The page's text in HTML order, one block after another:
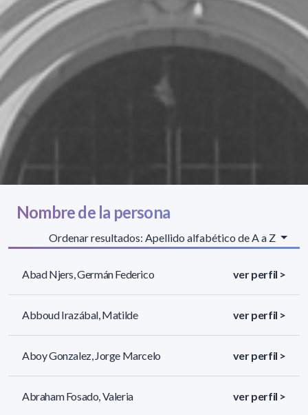
Nombre de la persona
Ordenar resultados: Apellido alfabético de A a Z
Abad Njers, Germán Federico ver perfil >
Abboud Irazábal, Matilde ver perfil >
Aboy Gonzalez, Jorge Marcelo ver perfil >
Abraham Fosado, Valeria ver perfil >